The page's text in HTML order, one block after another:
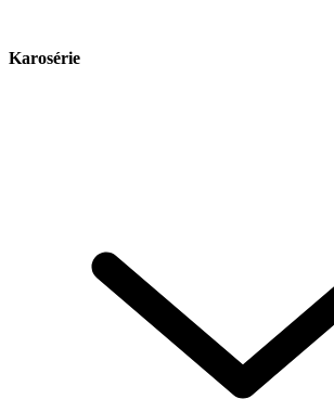
Karosérie